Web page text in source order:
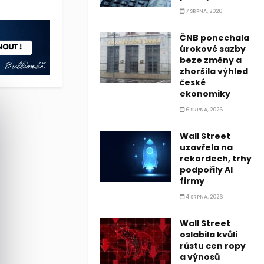
do Číny klesly na 1,9 milionu dolarů, což je nejnižší úroveň
do Číny klesly na 1,9 milionu dolarů, což je nejnižší úroveň
7 SRPNA, 2026
ČNB ponechala
úrokové sazby
beze změny a
zhoršila výhled
české
ekonomiky
6 SRPNA, 2026
Wall Street
uzavřela na
rekordech, trhy
podpořily AI
firmy
4 SRPNA, 2026
Wall Street
oslabila kvůli
růstu cen ropy
a výnosů